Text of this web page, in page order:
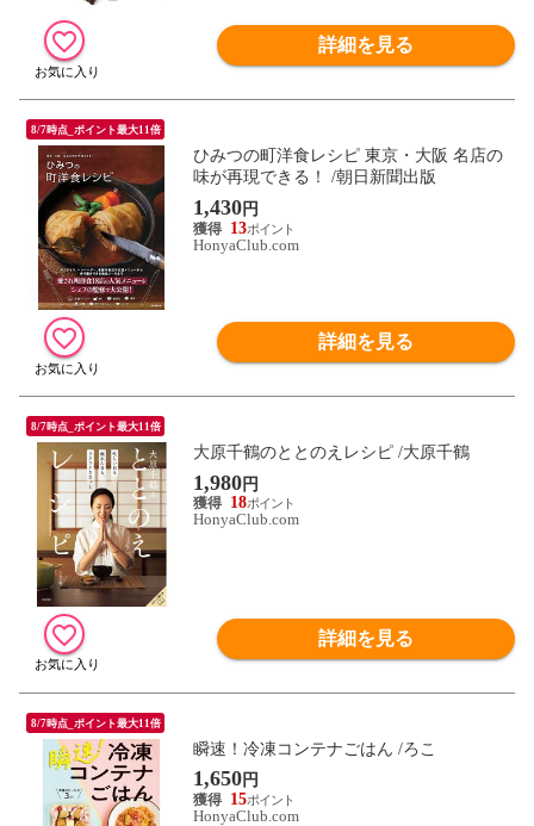
詳細を見る
8/7時点_ポイント最大11倍
ひみつの町洋食レシピ 東京・大阪 名店の
味が再現できる！ /朝日新聞出版
1,430円
13
HonyaClub.com
詳細を見る
8/7時点_ポイント最大11倍
大原千鶴のととのえレシピ /大原千鶴
1,980円
18
HonyaClub.com
詳細を見る
8/7時点_ポイント最大11倍
瞬速！冷凍コンテナごはん /ろこ
1,650円
15
HonyaClub.com